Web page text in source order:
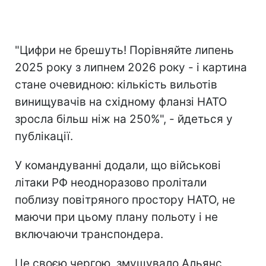
"Цифри не брешуть! Порівняйте липень
2025 року з липнем 2026 року - і картина
стане очевидною: кількість вильотів
винищувачів на східному фланзі НАТО
зросла більш ніж на 250%", - йдеться у
публікації.
У командуванні додали, що військові
літаки РФ неодноразово пролітали
поблизу повітряного простору НАТО, не
маючи при цьому плану польоту і не
включаючи транспондера.
Це своєю чергою, змушувало Альянс